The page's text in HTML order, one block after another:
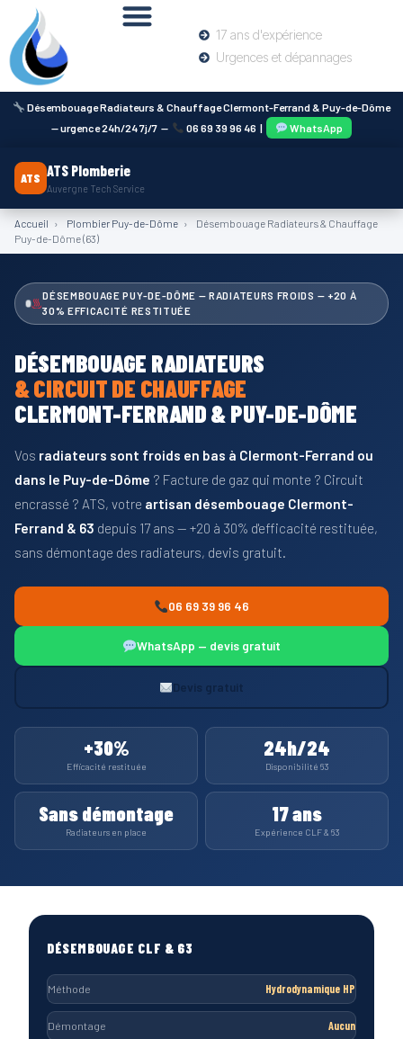
17 ans d'expérience
Urgences et dépannages
Désembouage Radiateurs & Chauffage Clermont-Ferrand & Puy-de-Dôme
— urgence 24h/24 7j/7 —
06 69 39 96 46 | WhatsApp
ATS ATS Plomberie
Auvergne Tech Service
Accueil › Plombier Puy-de-Dôme ›
Désembouage Radiateurs & Chauffage
Puy-de-Dôme (63)
DÉSEMBOUAGE PUY-DE-DÔME — RADIATEURS FROIDS — +20 À
30% EFFICACITÉ RESTITUÉE
DÉSEMBOUAGE RADIATEURS
& CIRCUIT DE CHAUFFAGE
CLERMONT-FERRAND & PUY-DE-DÔME
Vos radiateurs sont froids en bas à Clermont-Ferrand ou
dans le Puy-de-Dôme ? Facture de gaz qui monte ? Circuit
encrassé ? ATS, votre artisan désembouage Clermont-
Ferrand & 63 depuis 17 ans — +20 à 30% d'efficacité restituée,
sans démontage des radiateurs, devis gratuit.
06 69 39 96 46
WhatsApp — devis gratuit
Devis gratuit
+30%
Efficacité restituée
24h/24
Disponibilité 63
Sans démontage
Radiateurs en place
17 ans
Expérience CLF & 63
DÉSEMBOUAGE CLF & 63
Méthode Hydrodynamique HP
Démontage Aucun